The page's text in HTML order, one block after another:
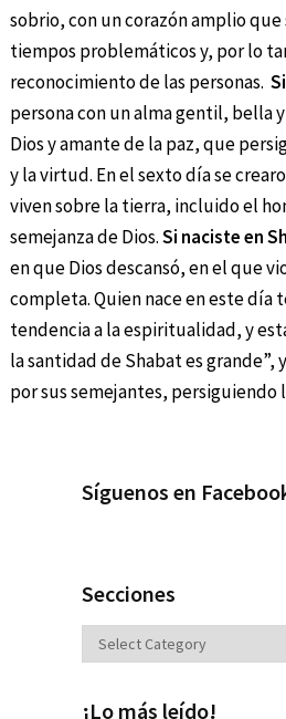
sobrio, con un corazón amplio
tiempos problemáticos y, por lo
reconocimiento de las personas.
persona con un alma gentil, bella
Dios y amante de la paz, que
y la virtud. En el sexto día se
viven sobre la tierra, incluido el
semejanza de Dios.Si naciste en
en que Dios descansó, en el que
completa. Quien nace en este día
tendencia a la espiritualidad, y
la santidad de Shabat es grande”,
por sus semejantes, persiguiendo
Síguenos en
Secciones
Secciones
¡Lo más leído!